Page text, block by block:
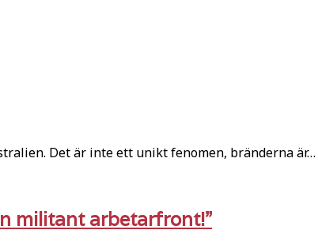
Det är inte ett unikt fenomen, bränderna är…
militant arbetarfront!”